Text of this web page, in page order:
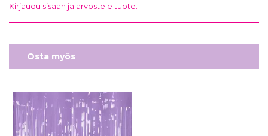
Kirjaudu sisään ja arvostele tuote.
Osta myös